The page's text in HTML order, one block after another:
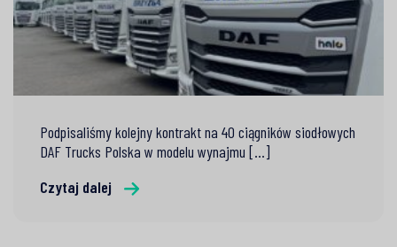
Podpisaliśmy kolejny kontrakt na 40 ciągników siodłowych
DAF Trucks Polska w modelu wynajmu [...]
Czytaj dalej